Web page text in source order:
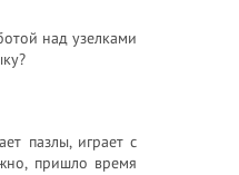
над узелками
пазлы, играет с
пришло время